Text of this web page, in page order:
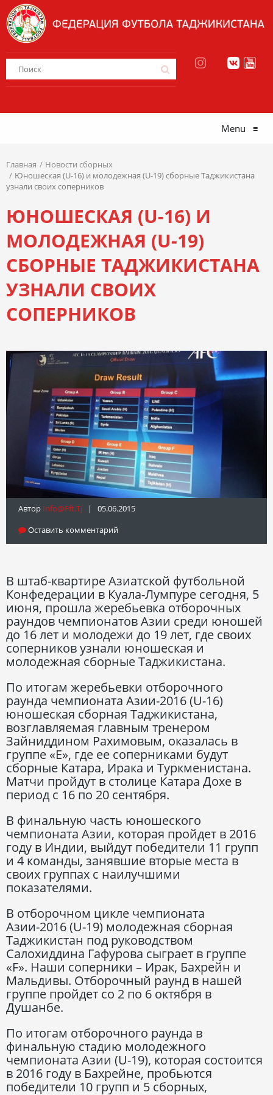
Menu ≡
Главная
Новости сборных
Юношеская (U-16) и молодежная (U-19) сборные Таджикистана
узнали своих соперников
ЮНОШЕСКАЯ (U-16) И
МОЛОДЕЖНАЯ (U-19)
СБОРНЫЕ ТАДЖИКИСТАНА
УЗНАЛИ СВОИХ
СОПЕРНИКОВ
Автор Info@fft.tj | 05.06.2015
Оставить комментарий
В штаб-квартире Азиатской футбольной
Конфедерации в Куала-Лумпуре сегодня, 5
июня, прошла жеребьевка отборочных
раундов чемпионатов Азии среди юношей
до 16 лет и молодежи до 19 лет, где своих
соперников узнали юношеская и
молодежная сборные Таджикистана.
По итогам жеребьевки отборочного
раунда чемпионата Азии-2016 (U-16)
юношеская сборная Таджикистана,
возглавляемая главным тренером
Зайниддином Рахимовым, оказалась в
группе «Е», где ее соперниками будут
сборные Катара, Ирака и Туркменистана.
Матчи пройдут в столице Катара Дохе в
период с 16 по 20 сентября.
В финальную часть юношеского
чемпионата Азии, которая пройдет в 2016
году в Индии, выйдут победители 11 групп
и 4 команды, занявшие вторые места в
своих группах с наилучшими
показателями.
В отборочном цикле чемпионата
Азии-2016 (U-19) молодежная сборная
Таджикистан под руководством
Салохиддина Гафурова сыграет в группе
«F». Наши соперники – Ирак, Бахрейн и
Мальдивы. Отборочный раунд в нашей
группе пройдет со 2 по 6 октября в
Душанбе.
По итогам отборочного раунда в
финальную стадию молодежного
чемпионата Азии (U-19), которая состоится
в 2016 году в Бахрейне, пробьются
победители 10 групп и 5 сборных,